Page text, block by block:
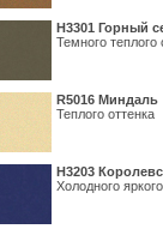
Н3301 Горный
Темного теплого
R5016 Миндаль
Теплого оттенка
Н3203
Холодного